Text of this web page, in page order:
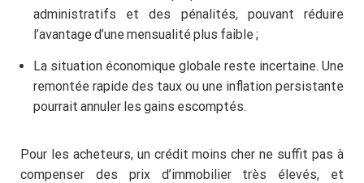
administratifs et des pénalités, pouvant réduire
l’avantage d’une mensualité plus faible ;
La situation économique globale reste incertaine. Une
remontée rapide des taux ou une inflation persistante
pourrait annuler les gains escomptés.
Pour les acheteurs, un crédit moins cher ne suffit pas à
compenser des prix d’immobilier très élevés, et